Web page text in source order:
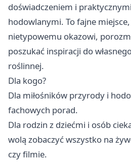
doświadczeniem i
hodowlanymi. To fajne
nietypowemu okazowi,
poszukać inspiracji do
roślinnej.
Dla kogo?
Dla miłośników przyrody i
fachowych porad.
Dla rodzin z dziećmi i osób
wolą zobaczyć wszystko na
czy filmie.